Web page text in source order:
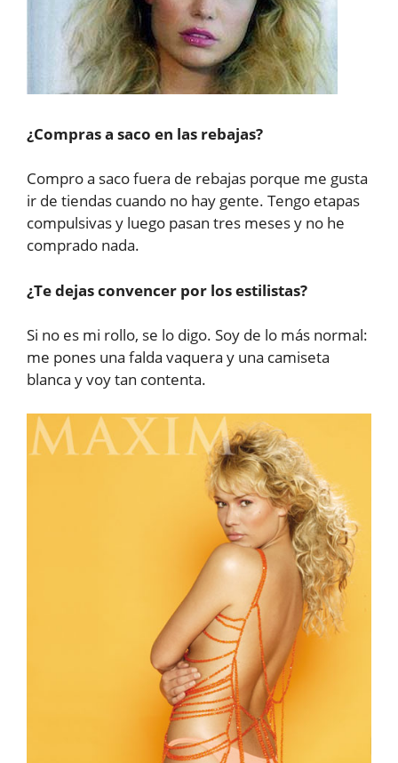
¿Compras a saco en las rebajas?
Compro a saco fuera de rebajas porque me gusta
ir de tiendas cuando no hay gente. Tengo etapas
compulsivas y luego pasan tres meses y no he
comprado nada.
¿Te dejas convencer por los estilistas?
Si no es mi rollo, se lo digo. Soy de lo más normal:
me pones una falda vaquera y una camiseta
blanca y voy tan contenta.